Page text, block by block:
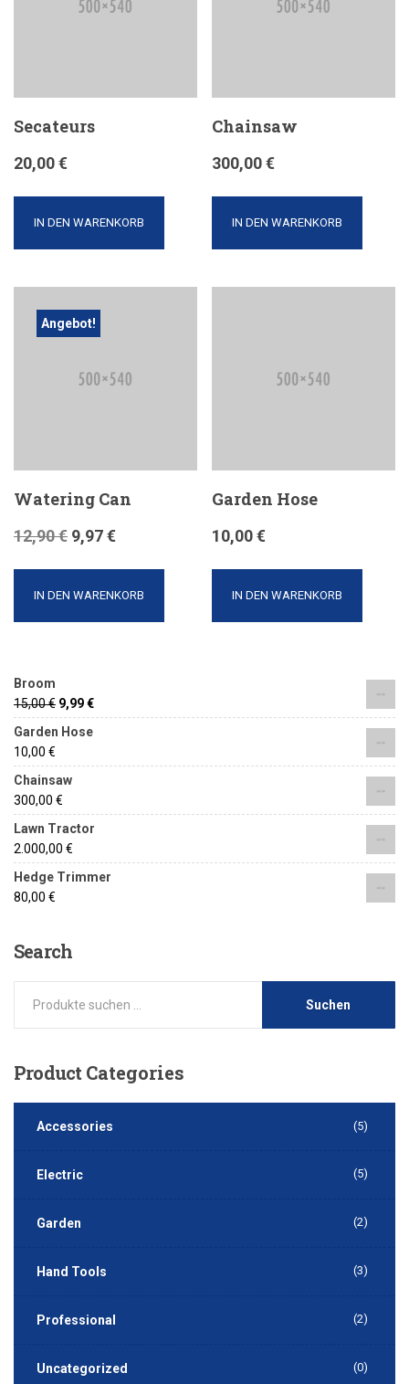
Secateurs
20,00€
IN DEN WARENKORB
Chainsaw
300,00€
IN DEN WARENKORB
Angebot!
Watering Can
12,90€ 9,97€
IN DEN WARENKORB
Garden Hose
10,00€
IN DEN WARENKORB
Broom
15,00€ 9,99€
Garden Hose
10,00 €
Chainsaw
300,00 €
Lawn Tractor
2.000,00 €
Hedge Trimmer
80,00 €
Search
Suchen
Product Categories
Accessories (5)
Electric (5)
Garden (2)
Hand Tools (3)
Professional (2)
Uncategorized (0)